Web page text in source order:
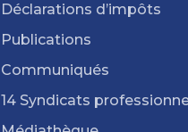
Déclarations d’impôts
Publications
Communiqués
14 Syndicats